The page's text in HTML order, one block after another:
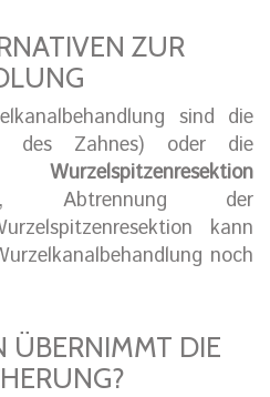
ZUR
sind die
des Zahnes) oder die
Wurzelspitzenresektion
Abtrennung der
kann
noch
ÜBERNIMMT DIE